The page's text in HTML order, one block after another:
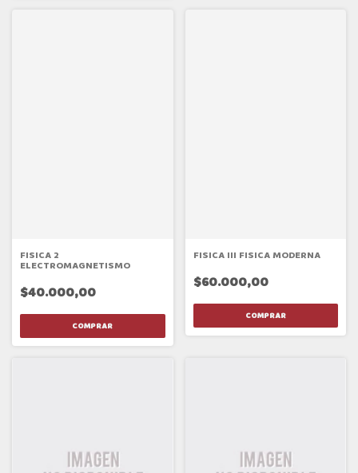
FISICA 2
ELECTROMAGNETISMO
$40.000,00
FISICA III FISICA MODERNA
$60.000,00